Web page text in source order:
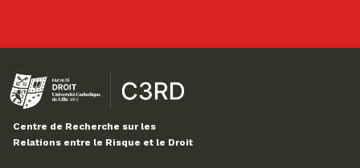
Centre de Recherche sur les
Relations entre le Risque et le Droit